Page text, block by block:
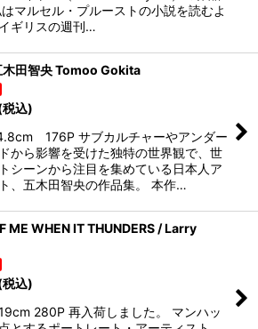
マルセル・プルーストの小説を読むよ
ギリスの週刊…
田智央 Tomoo Gokita
税込)
176P サブカルチャーやアンダー
から影響を受けた独特の世界観で、世
シーンから注目を集めている日本人ア
、五木田智央の作品集。 本作…
ME WHEN IT THUNDERS / Larry
税込)
280P 再入荷しました。 マンハッ